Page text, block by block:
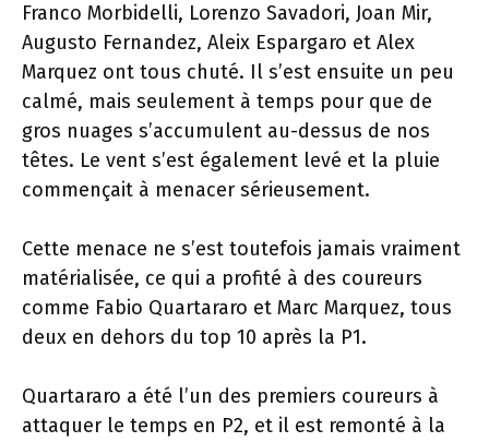
Franco Morbidelli, Lorenzo Savadori, Joan Mir,
Augusto Fernandez, Aleix Espargaro et Alex
Marquez ont tous chuté. Il s’est ensuite un peu
calmé, mais seulement à temps pour que de
gros nuages ​​s’accumulent au-dessus de nos
têtes. Le vent s’est également levé et la pluie
commençait à menacer sérieusement.
Cette menace ne s’est toutefois jamais vraiment
matérialisée, ce qui a profité à des coureurs
comme Fabio Quartararo et Marc Marquez, tous
deux en dehors du top 10 après la P1.
Quartararo a été l’un des premiers coureurs à
attaquer le temps en P2, et il est remonté à la